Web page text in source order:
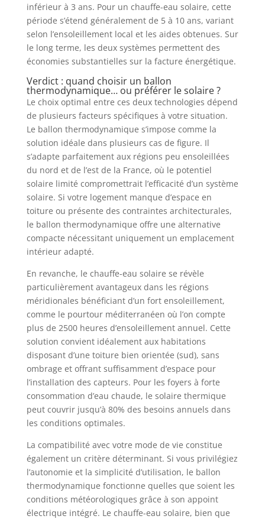
inférieur à 3 ans. Pour un chauffe-eau solaire, cette
période s’étend généralement de 5 à 10 ans, variant
selon l’ensoleillement local et les aides obtenues. Sur
le long terme, les deux systèmes permettent des
économies substantielles sur la facture énergétique.
Verdict : quand choisir un ballon
thermodynamique… ou préférer le solaire ?
Le choix optimal entre ces deux technologies dépend
de plusieurs facteurs spécifiques à votre situation.
Le ballon thermodynamique s’impose comme la
solution idéale dans plusieurs cas de figure. Il
s’adapte parfaitement aux régions peu ensoleillées
du nord et de l’est de la France, où le potentiel
solaire limité compromettrait l’efficacité d’un système
solaire. Si votre logement manque d’espace en
toiture ou présente des contraintes architecturales,
le ballon thermodynamique offre une alternative
compacte nécessitant uniquement un emplacement
intérieur adapté.
En revanche, le chauffe-eau solaire se révèle
particulièrement avantageux dans les régions
méridionales bénéficiant d’un fort ensoleillement,
comme le pourtour méditerranéen où l’on compte
plus de 2500 heures d’ensoleillement annuel. Cette
solution convient idéalement aux habitations
disposant d’une toiture bien orientée (sud), sans
ombrage et offrant suffisamment d’espace pour
l’installation des capteurs. Pour les foyers à forte
consommation d’eau chaude, le solaire thermique
peut couvrir jusqu’à 80% des besoins annuels dans
les conditions optimales.
La compatibilité avec votre mode de vie constitue
également un critère déterminant. Si vous privilégiez
l’autonomie et la simplicité d’utilisation, le ballon
thermodynamique fonctionne quelles que soient les
conditions météorologiques grâce à son appoint
électrique intégré. Le chauffe-eau solaire, bien que